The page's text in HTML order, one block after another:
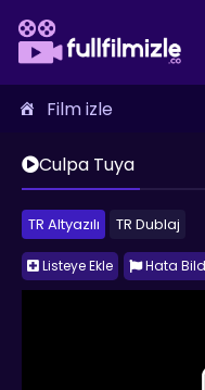
Film izle
Culpa Tuya
TR Altyazılı TR Dublaj
Listeye Ekle Hata